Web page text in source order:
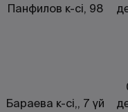
Панфилов к-сі, 98
Бараева к-сі,, 7 үй